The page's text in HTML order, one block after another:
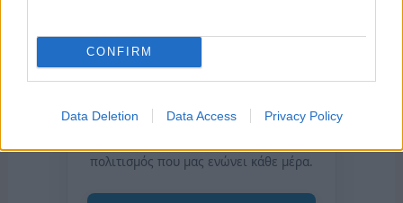
CONFIRM
Data Deletion Data Access Privacy Policy
Οι άνθρωποι, οι αυθεντικές ιστορίες,
πολιτισμός που μας ενώνει κάθε μέρα.